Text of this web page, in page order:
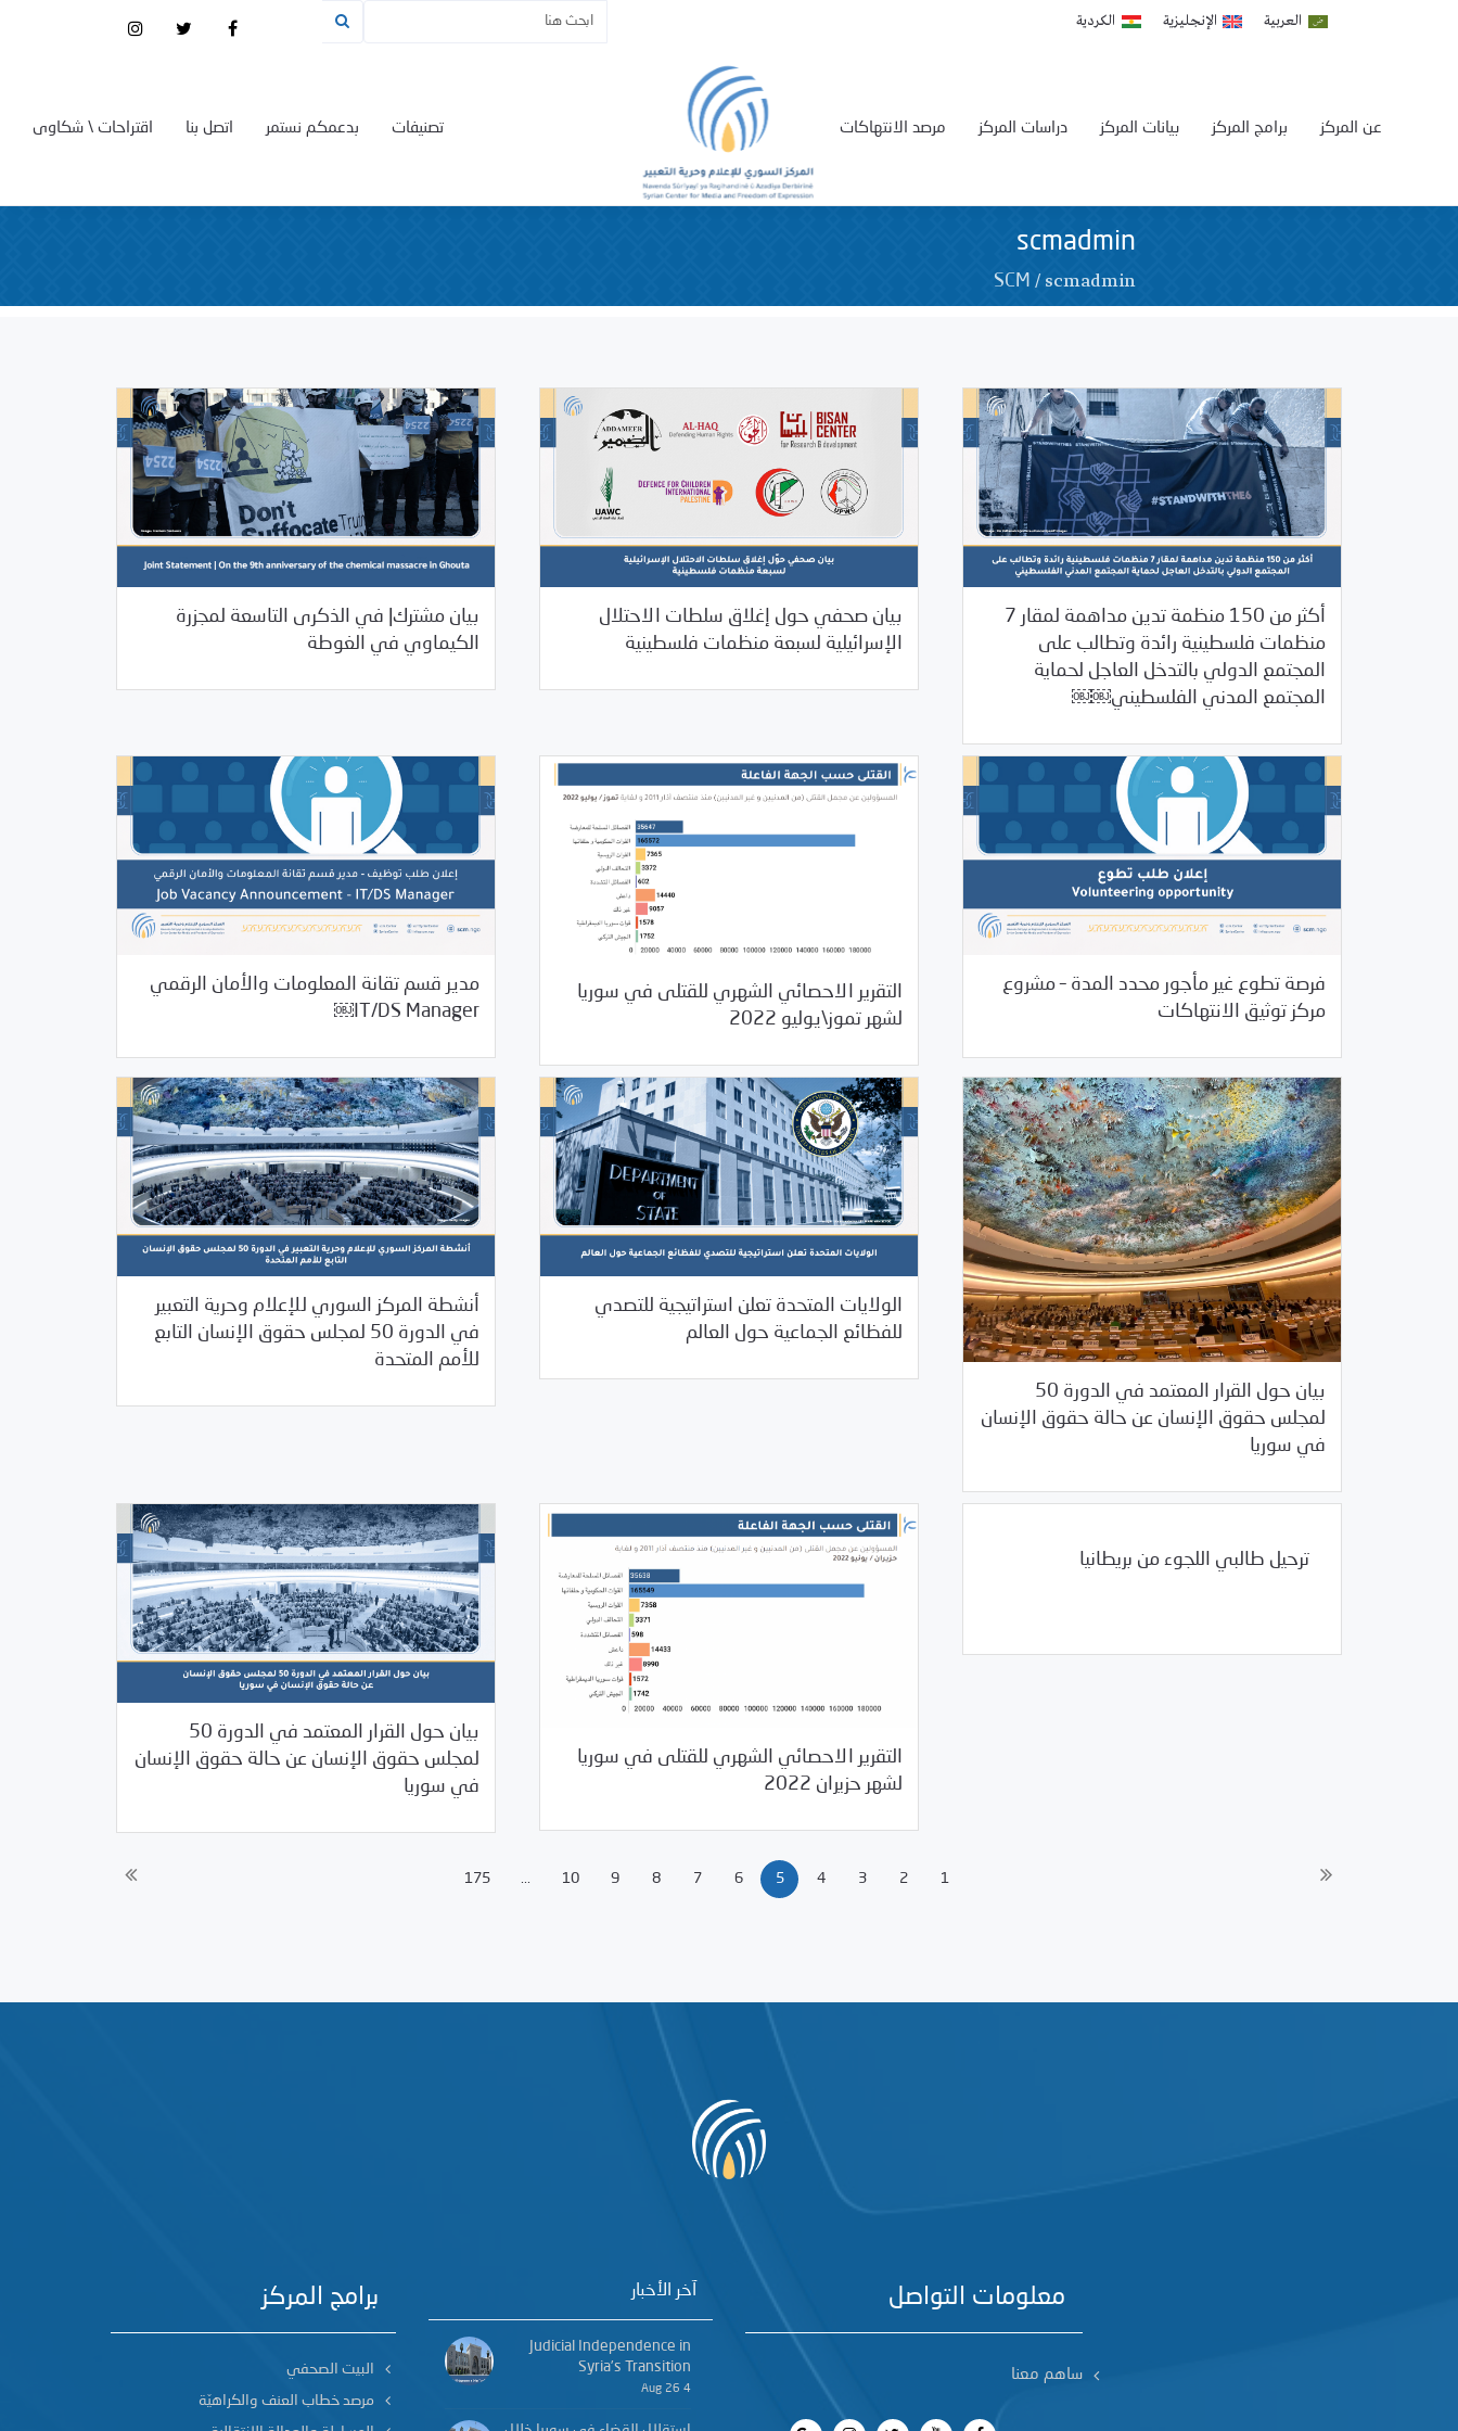
العربية الإنجليزية الكردية
اقتراحات \ شكاوى اتصل بنا بدعمكم نستمر تصنيفات مرصد الانتهاكات دراسات المركز بيانات المركز برامج المركز عن المركز
scmadmin
SCM / scmadmin
بيان مشترك| في الذكرى التاسعة لمجزرة
الكيماوي في الغوطة
2022
/بيانات المركز/خبر بارز /غير مصنف
بيان صحفي حول إغلاق سلطات الاحتلال
الإسرائيلية لسبعة منظمات فلسطينية
08/23/2022
2022
/بيانات المركز
أكثر من 150 منظمة تدين مداهمة لمقار 7
منظمات فلسطينية رائدة وتطالب على
المجتمع الدولي بالتدخل العاجل لحماية
المجتمع المدني الفلسطيني￼￼
08/23/2022
2022
/بيانات المركز
مدير قسم تقانة المعلومات والأمان الرقمي
IT/DS Manager￼
08/08/2022 فرص التدريب و المشاركة
التقرير الاحصائي الشهري للقتلى في سوريا
لشهر تموز\يوليو 2022
08/03/2022 بيانات المركز /غير مصنف
فرصة تطوع غير مأجور محدد المدة – مشروع
مركز توثيق الانتهاكات
07/27/2022 غير مصنف/فرص التدريب و المشاركة
أنشطة المركز السوري للإعلام وحرية التعبير
في الدورة 50 لمجلس حقوق الإنسان التابع
للأمم المتحدة
2022
/بوابة الأمم المتحدة/بيانات المركز
خبر بارز
الولايات المتحدة تعلن استراتيجية للتصدي
للفظائع الجماعية حول العالم
07/21/2022 بيانات المركز
بيان حول القرار المعتمد في الدورة 50
لمجلس حقوق الإنسان عن حالة حقوق الإنسان
في سوريا
07/08/2022
2022
/بوابة الأمم المتحدة/بيانات/
خبر بارز
بيان حول القرار المعتمد في الدورة 50
لمجلس حقوق الإنسان عن حالة حقوق الإنسان
في سوريا
07/08/2022
2022
/بوابة الأمم المتحدة /بيانات/بيانات المركز
التقرير الاحصائي الشهري للقتلى في سوريا
لشهر حزيران 2022
07/04/2022 مرصد الانتهاكات
ترحيل طالبي اللجوء من بريطانيا
1
2
3
4
5
6
7
8
9
10
175
برامج المركز
البيت الصحفي
مرصد خطاب العنف والكراهيّة
آخر الأخبار
Judicial Independence in
Syria’s Transition
4 Aug 26
معلومات التواصل
ساهم معنا